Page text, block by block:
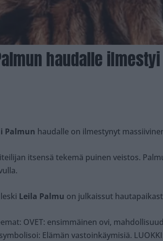
haudalle
Palmun haudalle on ilmestynyt
itsensä tekemä puinen veistos.
Leila Palmu on julkaissut
OVET: ensimmäinen ovi,
Elämän vastoinkäymisiä.